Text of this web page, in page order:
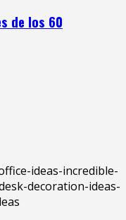
de los 60